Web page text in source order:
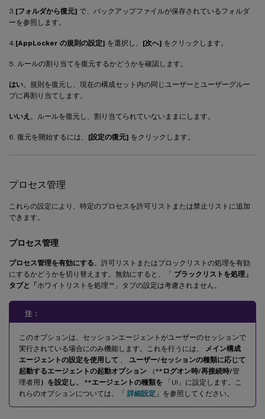
3. [フォルダから復元] で、バックアップファイルが保存されているフォルダ
ーを参照します。
4. [AppLocker の規則の設定] を選択し、 [次へ] をクリックします。
5. ルールの割り当てを復元するかどうかを確認します。
はい。規則を復元し、現在の構成セット内の同じユーザーとユーザーグルー
プに再割り当てします。
いいえ 。ルールを復元し、割り当てられていないままにします。
6. 復元を開始するには、 [設定の復元] をクリックします。
プロセス管理
これらの設定により、特定のプロセスを許可リストまたは禁止リストに追加
できます。
プロセス管理
プロセス管理を有効にする 。許可リストまたはブロックリストの処理を有効
にするかどうかを切り替えます。無効にすると、「 ブラックリストを処理」
タブと「ホワイトリストを処理 **」タブの設定は考慮されません。
注：
このオプションは、セッションエージェントがユーザーのセッションで
実行されている場合にのみ機能します。これを行うには、
メイン構成
エージェントの設定を使用して
ユーザー/セッションの種類に応じて
起動するエージェントの起動オプション （**ログオン時/再接続時/管
理者用 ）を設定し、 **エージェントの種類を 「UI」に設定します。こ
れらのオプションについては、「 詳細設定」 を参照してください。